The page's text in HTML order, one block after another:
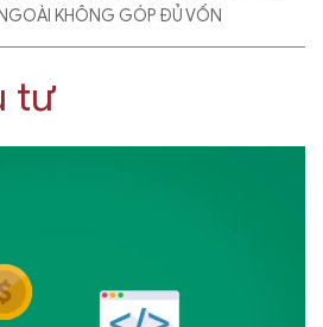
KHÔNG GÓP ĐỦ VỐN
tư